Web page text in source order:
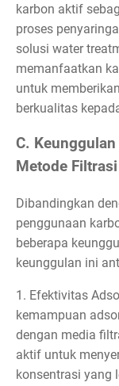
karbon aktif
proses
solusi water
memanfaatkan
untuk
berkualitas
C.
Metode
Dibandingkan
penggunaan
beberapa
keunggulan ini
1. Efektivitas
kemampuan
dengan media
aktif untuk
konsentrasi yang